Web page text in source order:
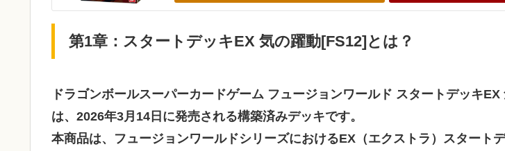
第1章：スタートデッキEX 気の躍動[FS12]とは？
ドラゴンボールスーパーカードゲーム フュージョンワールド スタートデッキEX
は、2026年3月14日に発売される構築済みデッキです。
本商品は、フュージョンワールドシリーズにおけるEX（エクストラ）スタート